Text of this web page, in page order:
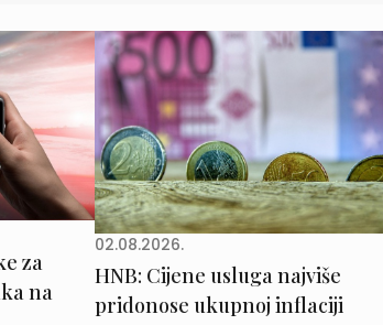
za
na
02.08.2026.
HNB: Cijene usluga najviše
pridonose ukupnoj inflaciji